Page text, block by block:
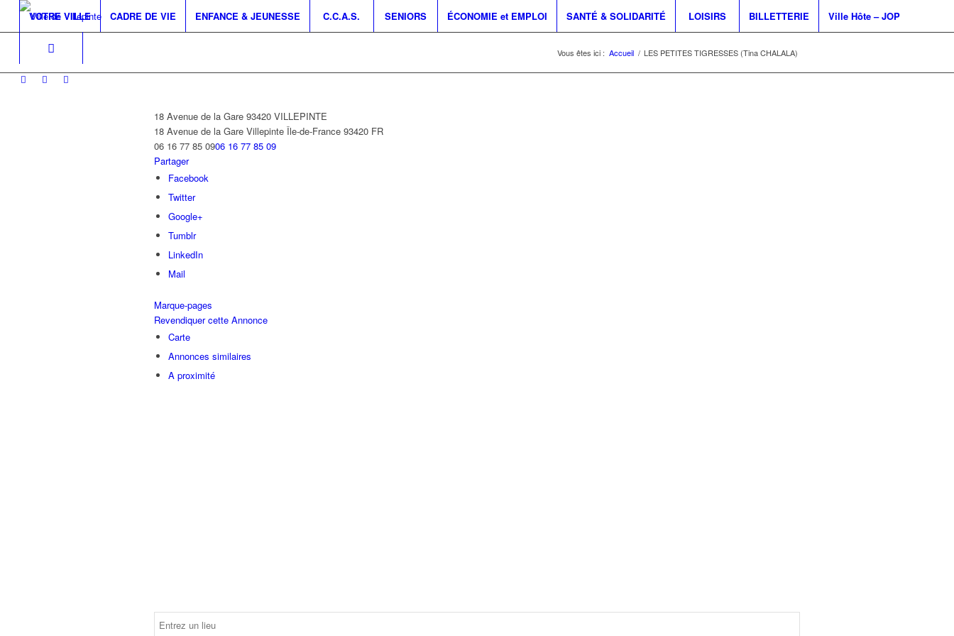
VOTRE VILLE CADRE DE VIE ENFANCE & JEUNESSE C.C.A.S. SENIORS ÉCONOMIE et EMPLOI SANTÉ & SOLIDARITÉ LOISIRS BILLETTERIE Ville Hôte – JOP
Vous êtes ici : Accueil / LES PETITES TIGRESSES (Tina CHALALA)
18 Avenue de la Gare 93420 VILLEPINTE
18 Avenue de la Gare Villepinte Île-de-France 93420 FR
06 16 77 85 0906 16 77 85 09
Partager
Facebook
Twitter
Google+
Tumblr
LinkedIn
Mail
Marque-pages
Revendiquer cette Annonce
Carte
Annonces similaires
A proximité